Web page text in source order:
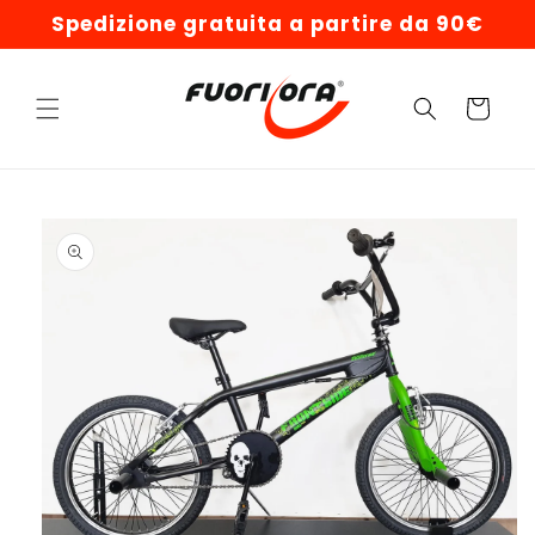
direttamente
ai contenuti
Spedizione gratuita a partire da 90€
Carrello
informazioni
sul prodotto